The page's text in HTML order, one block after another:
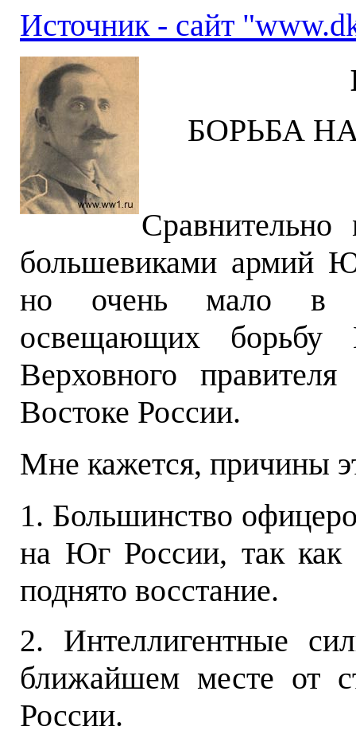
Источник - сайт
БОРЬБА
большевиками армий
но очень мало в
освещающих
Верховного
Востоке России.
Мне кажется, причины
1. Большинство
на Юг России, так как
поднято восстание.
2. Интеллигентные
ближайшем месте от
России.